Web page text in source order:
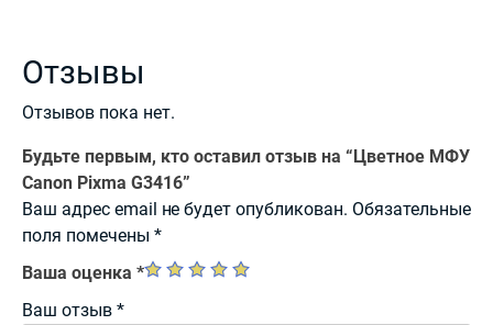
Отзывы
Отзывов пока нет.
Будьте первым, кто оставил отзыв на “Цветное МФУ
Canon Pixma G3416”
Ваш адрес email не будет опубликован. Обязательные
поля помечены *
Ваша оценка *
Ваш отзыв *